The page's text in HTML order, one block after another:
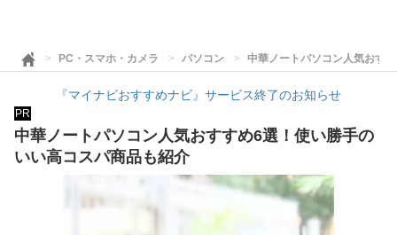
PC・スマホ・カメラ パソコン 中華ノートパソコン人気おす
『マイナビおすすめナビ』サービス終了のお知らせ
PR
中華ノートパソコン人気おすすめ6選！使い勝手の
いい高コスパ商品も紹介